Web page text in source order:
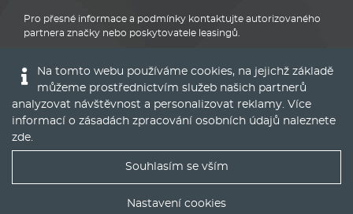
Pro přesné informace a podmínky kontaktujte autorizovaného
partnera značky nebo poskytovatele leasingů.
Na tomto webu používáme cookies, na jejichž základě
můžeme prostřednictvím služeb našich partnerů
analyzovat návštěvnost a personalizovat reklamy. Více
informací o zásadách zpracování osobních údajů naleznete
zde.
Souhlasím se vším
Nastavení cookies
Nejlepší nabídky operáku do Vašeho emailu